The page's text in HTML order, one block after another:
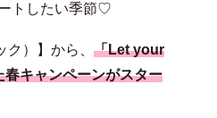
トしたい季節♡
）】から、 「Let your
キャンペーンがスター